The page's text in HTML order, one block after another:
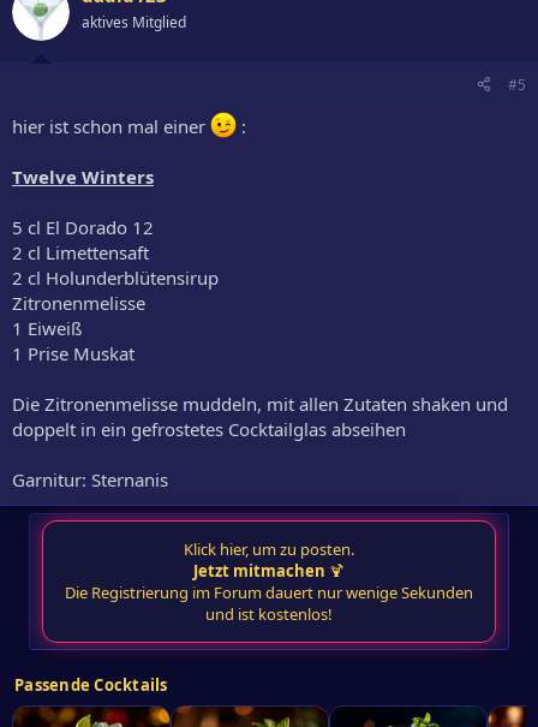
aktives Mitglied
#5
hier ist schon mal einer :
Twelve Winters
5 cl El Dorado 12
2 cl Limettensaft
2 cl Holunderblütensirup
Zitronenmelisse
1 Eiweiß
1 Prise Muskat
Die Zitronenmelisse muddeln, mit allen Zutaten shaken und
doppelt in ein gefrostetes Cocktailglas abseihen
Garnitur: Sternanis
Klick hier, um zu posten.
Jetzt mitmachen 🍹
Die Registrierung im Forum dauert nur wenige Sekunden
und ist kostenlos!
Passende Cocktails